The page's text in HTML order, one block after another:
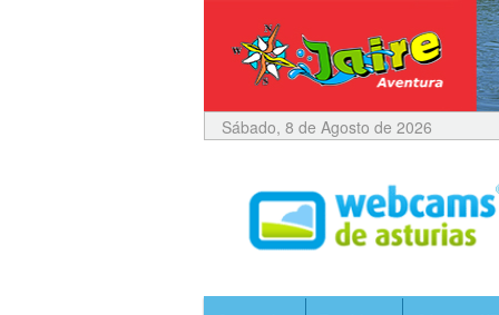
Sábado, 8 de Agosto de 2026